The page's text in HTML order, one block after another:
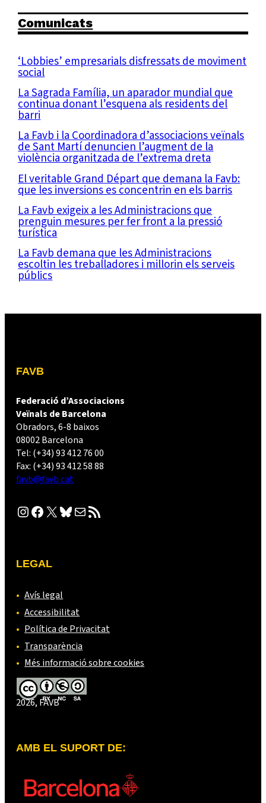
Comunicats
‘Lobbies’ empresarials disfressats de moviment
social
La Sagrada Família, un aparador mundial que
continua donant l’esquena als residents del
barri
La Favb i la Coordinadora d’associacions veïnals
de Sant Martí denuncien l’augment de la
violència organitzada de l’extrema dreta
El veritable Grand Départ que demana la Favb:
que les inversions es concentrin en els barris
La Favb exigeix a les Administracions que
prenguin mesures per fer front a la pressió
turística
La Favb demana que les Administracions
escoltin les treballadores i millorin els serveis
públics
FAVB
Federació d’Associacions
Veïnals de Barcelona
Obradors, 6-8 baixos
08002 Barcelona
Tel: (+34) 93 412 76 00
Fax: (+34) 93 412 58 88
favb@favb.cat
InstagramFacebook X Bluesky Correu electrònic Canal RSS
LEGAL
Avís legal
Accessibilitat
Política de Privacitat
Transparència
Més informació sobre cookies
2026, FAVB
AMB EL SUPORT DE: